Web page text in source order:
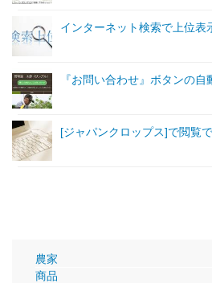
インターネット検索で上位表
『お問い合わせ』ボタンの自
[ジャパンクロップス]で閲覧
農家
商品